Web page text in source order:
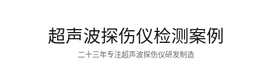
超声波探伤仪检测案例
二十三年专注超声波探伤仪研发制造